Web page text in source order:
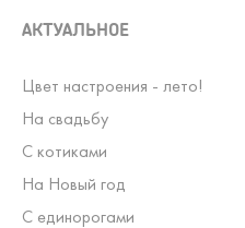
АКТУАЛЬНОЕ
Цвет настроения - лето!
На свадьбу
С котиками
На Новый год
С единорогами